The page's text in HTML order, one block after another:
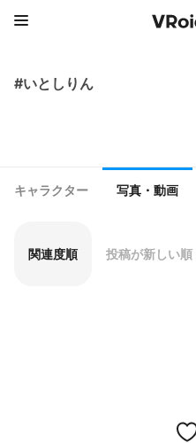
#いとしりん
キャラクター 写真・動画
関連度順 投稿が新しい順